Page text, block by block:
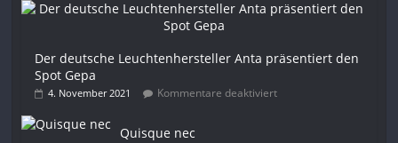
Der deutsche Leuchtenhersteller Anta präsentiert den
Spot Gepa
4. November 2021 Kommentare deaktiviert
Quisque nec